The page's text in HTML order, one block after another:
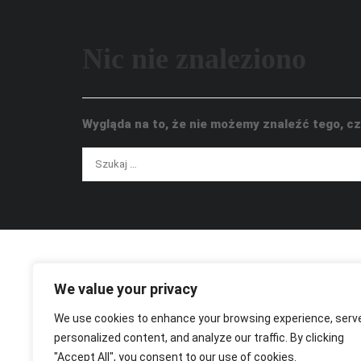
We value your privacy
We use cookies to enhance your browsing experience,
personalized content, and analyze our traffic. By clicking
"Accept All", you consent to our use of cookies.
Wygląda na to, że nie możemy znaleźć tego,